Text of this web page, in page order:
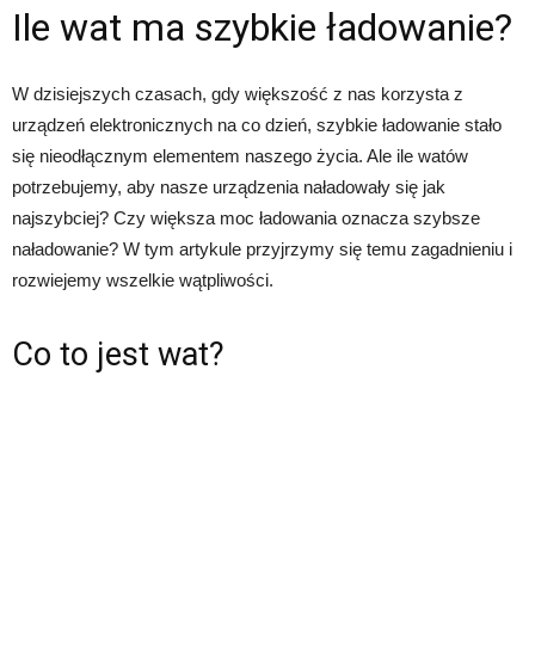
Ile wat ma szybkie ładowanie?
W dzisiejszych czasach, gdy większość z nas korzysta z
urządzeń elektronicznych na co dzień, szybkie ładowanie stało
się nieodłącznym elementem naszego życia. Ale ile watów
potrzebujemy, aby nasze urządzenia naładowały się jak
najszybciej? Czy większa moc ładowania oznacza szybsze
naładowanie? W tym artykule przyjrzymy się temu zagadnieniu i
rozwiejemy wszelkie wątpliwości.
Co to jest wat?